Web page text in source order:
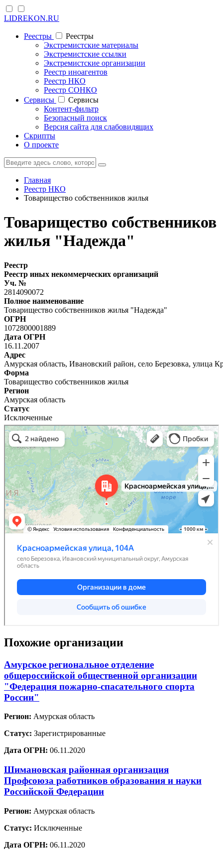
LIDREKON.RU
Реестры
Реестры
Экстремистские материалы
Экстремистские ссылки
Экстремистские организации
Реестр иноагентов
Реестр НКО
Реестр СОНКО
Cервисы
Cервисы
Контент-фильтр
Безопасный поиск
Версия сайта для слабовидящих
Скрипты
О проекте
Главная
Реестр НКО
Товарищество собственников жилья
Товарищество собственников
жилья "Надежда"
Реестр
Реестр иных некоммерческих организаций
Уч. №
2814090072
Полное наименование
Товарищество собственников жилья "Надежда"
ОГРН
1072800001889
Дата ОГРН
16.11.2007
Адрес
Амурская область, Ивановский район, село Березовка, улица
Форма
Товарищество собственников жилья
Регион
Амурская область
Статус
Исключенные
Похожие организации
Амурское региональное отделение
общероссийской общественной организации
"Федерация пожарно-спасательного спорта
России"
Регион: Амурская область
Статус: Зарегистрированные
Дата ОГРН: 06.11.2020
Шимановская районная организация
Профсоюза работников образования и науки
Российской Федерации
Регион: Амурская область
Статус: Исключенные
Дата ОГРН: 06.11.2020